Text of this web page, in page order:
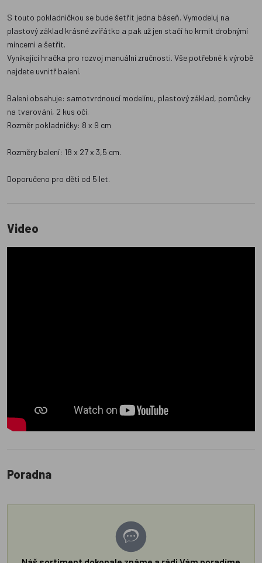
S touto pokladničkou se bude šetřit jedna báseň. Vymodeluj na
plastový základ krásné zvířátko a pak už jen stačí ho krmit drobnýmí
mincemi a šetřit.
Vynikající hračka pro rozvoj manuální zručnosti. Vše potřebné k výrobě
najdete uvnitř balení.
Balení obsahuje: samotvrdnoucí modelínu, plastový základ, pomůcky
na tvarování, 2 kus očí.
Rozměr pokladničky: 8 x 9 cm
Rozměry balení: 18 x 27 x 3,5 cm.
Doporučeno pro děti od 5 let.
Video
Poradna